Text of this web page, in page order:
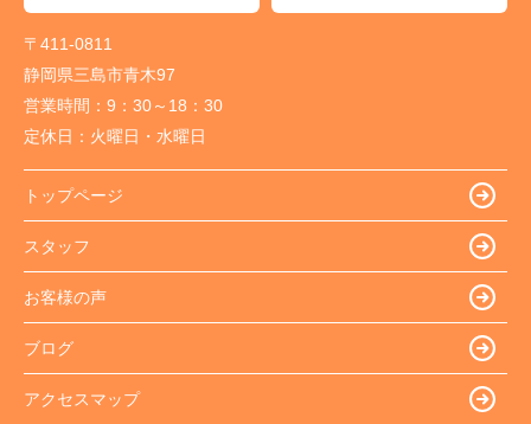
〒411-0811
静岡県三島市青木97
営業時間： 9：30～18：30
定休日： 火曜日・水曜日
トップページ
スタッフ
お客様の声
ブログ
アクセスマップ